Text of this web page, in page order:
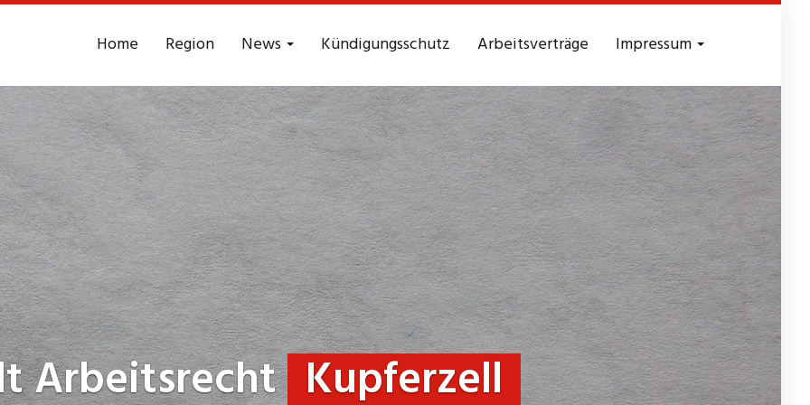
Home Region News Kündigungsschutz Arbeitsverträge Impressum
Arbeitsrecht Kupferzell